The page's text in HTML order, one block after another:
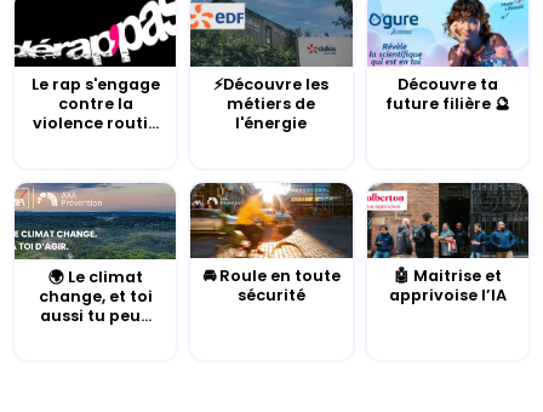
Le rap s'engage
contre la
violence routi...
⚡Découvre les
métiers de
l'énergie
Découvre ta
future filière 🔮
🌍 Le climat
change, et toi
aussi tu peu...
🚘 Roule en toute
sécurité
🤖 Maitrise et
apprivoise l’IA